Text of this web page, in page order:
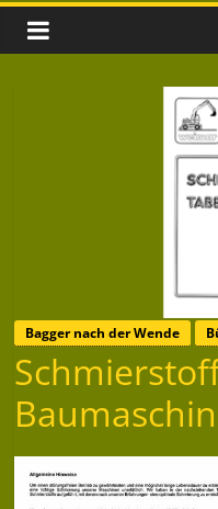
Bagger nach der Wende